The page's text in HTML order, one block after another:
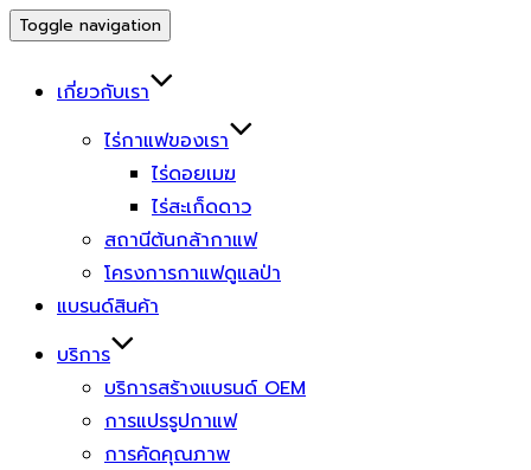
Toggle navigation
เกี่ยวกับเรา
ไร่กาแฟของเรา
ไร่ดอยเมฆ
ไร่สะเก็ดดาว
สถานีต้นกล้ากาแฟ
โครงการกาแฟดูแลป่า
แบรนด์สินค้า
บริการ
บริการสร้างแบรนด์ OEM
การแปรรูปกาแฟ
การคัดคุณภาพ